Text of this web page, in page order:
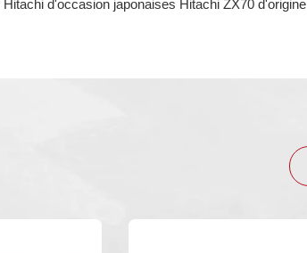
d'occasion japonaises Hitachi ZX70 d'origine